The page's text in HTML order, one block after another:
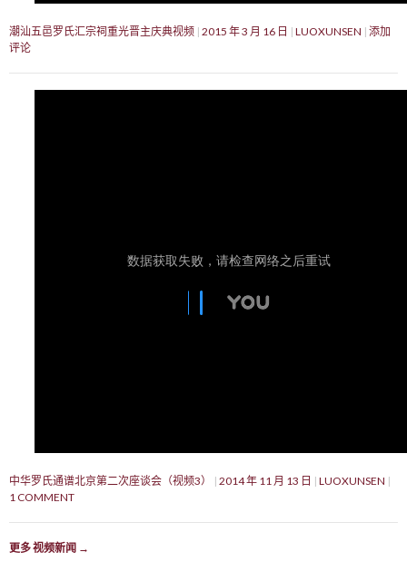
潮汕五邑罗氏汇宗祠重光晋主庆典视频 2015 年 3 月 16 日 LUOXUNSEN 添加
评论
中华罗氏通谱北京第二次座谈会（视频3） 2014 年 11 月 13 日
LUOXUNSEN
1 COMMENT
更多 视频新闻 →